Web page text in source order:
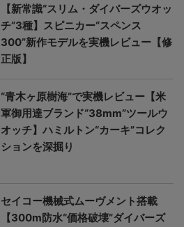
【新常識“スリム・ダイバーズウオッ
チ”3種】スピニカー“スペンス
300”新作モデルを実機レビュー【修
正版】
“青木ヶ原樹海”で実機レビュー【米
軍御用達ブランド“38mm”ツールウ
オッチ】ハミルトン“カーキ”コレク
ションを深掘り
セイコー機械式ムーヴメント搭載
【300m防水“価格破壊”ダイバーズ